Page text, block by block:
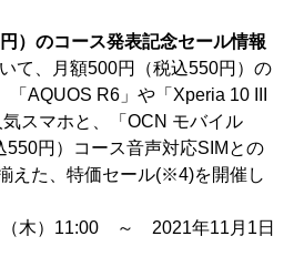
）のコース発表記念セール情報
て、月額500円（税込550円）の
AQUOS R6」や「Xperia 10 III
スマホと、「OCN モバイル
円）コース音声対応SIMとの
えた、特価セール(※4)を開催し
（木）11:00 ～ 2021年11月1日